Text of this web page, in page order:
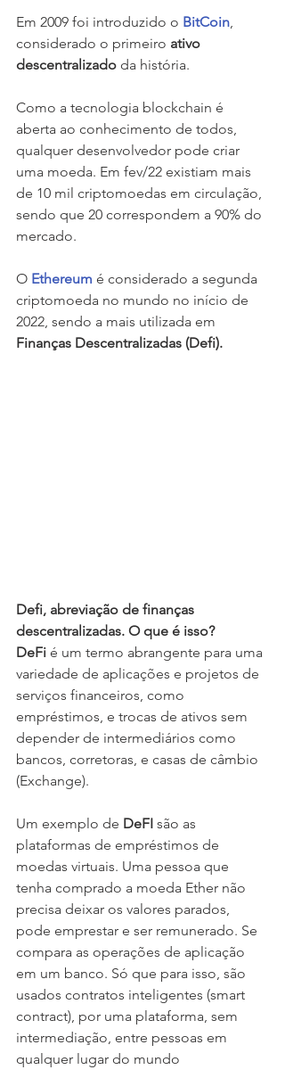
Em 2009 foi introduzido o BitCoin
considerado o primeiro ativo
descentralizado da história.
Como a tecnologia blockchain é
aberta ao conhecimento de todos,
qualquer desenvolvedor pode criar
uma moeda. Em fev/22 existiam mais
de 10 mil criptomoedas em circulação,
sendo que 20 correspondem a 90% do
mercado.
O Ethereum é considerado a segunda
criptomoeda no mundo no início de
2022, sendo a mais utilizada em
Finanças Descentralizadas (Defi).
Defi, abreviação de finanças
descentralizadas. O que é isso?
DeFi é um termo abrangente para uma
variedade de aplicações e projetos de
serviços financeiros, como
empréstimos, e trocas de ativos sem
depender de intermediários como
bancos, corretoras, e casas de câmbio
(Exchange).
Um exemplo de DeFI são as
plataformas de empréstimos de
moedas virtuais. Uma pessoa que
tenha comprado a moeda Ether não
precisa deixar os valores parados,
pode emprestar e ser remunerado. Se
compara as operações de aplicação
em um banco. Só que para isso, são
usados contratos inteligentes (smart
contract), por uma plataforma, sem
intermediação, entre pessoas em
qualquer lugar do mundo